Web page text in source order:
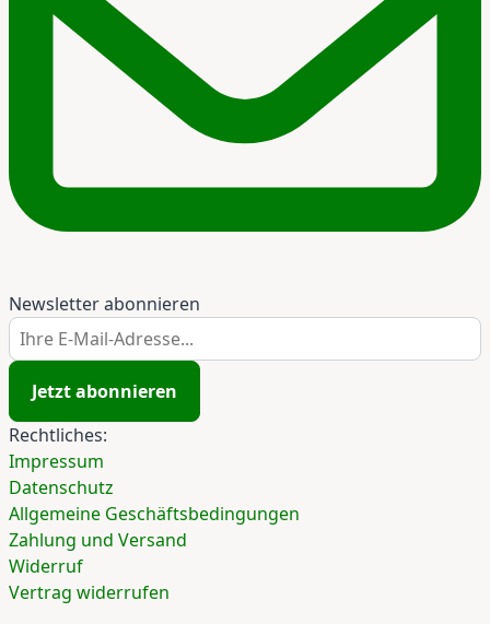
Newsletter abonnieren
Ihre E-Mail-Adresse...
Jetzt abonnieren
Rechtliches:
Impressum
Datenschutz
Allgemeine Geschäftsbedingungen
Zahlung und Versand
Widerruf
Vertrag widerrufen